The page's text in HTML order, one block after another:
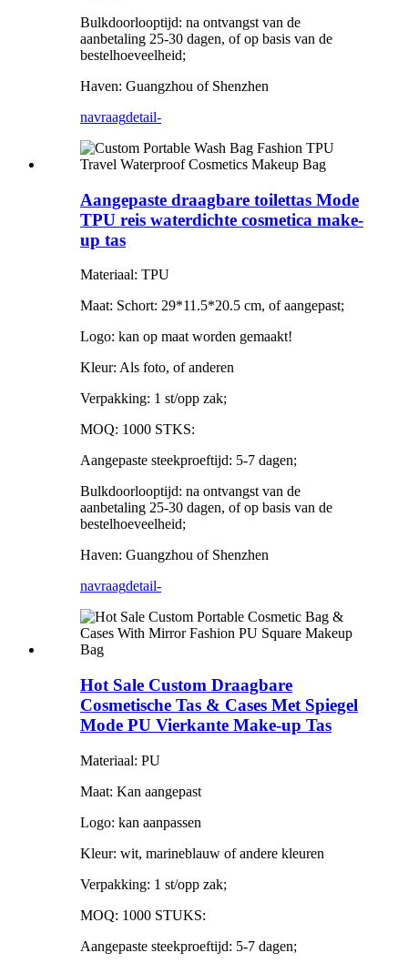
Bulkdoorlooptijd: na ontvangst van de
aanbetaling 25-30 dagen, of op basis van de
bestelhoeveelheid;
Haven: Guangzhou of Shenzhen
navraagdetail-
Aangepaste draagbare toilettas Mode
TPU reis waterdichte cosmetica make-
up tas
Materiaal: TPU
Maat: Schort: 29*11.5*20.5 cm, of aangepast;
Logo: kan op maat worden gemaakt!
Kleur: Als foto, of anderen
Verpakking: 1 st/opp zak;
MOQ: 1000 STKS:
Aangepaste steekproeftijd: 5-7 dagen;
Bulkdoorlooptijd: na ontvangst van de
aanbetaling 25-30 dagen, of op basis van de
bestelhoeveelheid;
Haven: Guangzhou of Shenzhen
navraagdetail-
Hot Sale Custom Draagbare
Cosmetische Tas & Cases Met Spiegel
Mode PU Vierkante Make-up Tas
Materiaal: PU
Maat: Kan aangepast
Logo: kan aanpassen
Kleur: wit, marineblauw of andere kleuren
Verpakking: 1 st/opp zak;
MOQ: 1000 STUKS:
Aangepaste steekproeftijd: 5-7 dagen;